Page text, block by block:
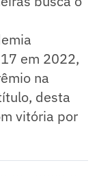
em 2022,
na
desta
vitória por